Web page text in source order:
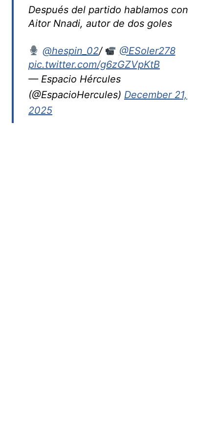
Después del partido hablamos con
Aitor Nnadi, autor de dos goles
@hespin_02/
@ESoler278
pic.twitter.com/g6zGZVpKtB
— Espacio Hércules
(@EspacioHercules) December 21,
2025